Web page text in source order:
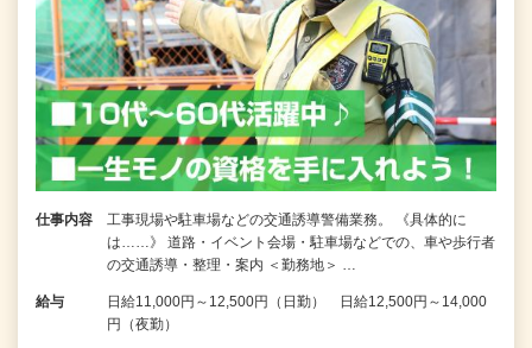
仕事内容
工事現場や駐車場などの交通誘導警備業務。 《具体的に
は……》 道路・イベント会場・駐車場などでの、車や歩行者
の交通誘導・整理・案内 ＜勤務地＞ …
給与
日給11,000円～12,500円（日勤） 日給12,500円～14,000
円（夜勤）